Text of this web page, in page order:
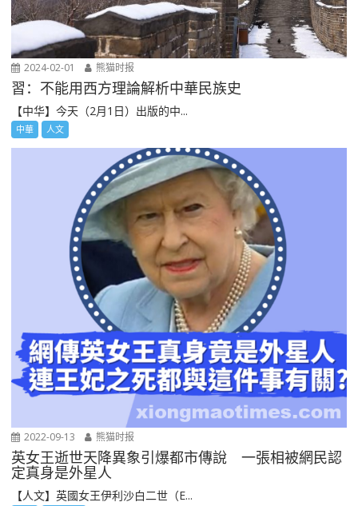
2024-02-01 熊猫时报
習：不能用西方理論解析中華民族史
【中华】今天（2月1日）出版的中...
中華 人文
2022-09-13 熊猫时报
英女王逝世天降異象引爆都市傳說 一張相被網民認
定真身是外星人
【人文】英國女王伊利沙白二世（E...